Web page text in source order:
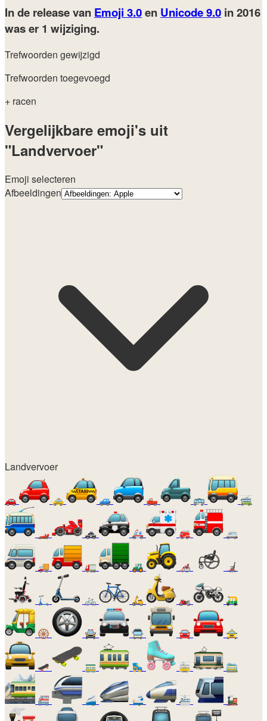
In de release van Emoji 3.0en Unicode 9.0 in 2016
was er 1 wijziging.
Trefwoorden gewijzigd
Trefwoorden toegevoegd
+ racen
Vergelijkbare emoji's uit
"Landvervoer"
Emoji selecteren
Afbeeldingen
Landvervoer
🚗 🚕 🚙 🛻 🚌 🚎
🏎️ 🚓 🚑 🚒 🚐
🚚 🚛 🚜 🦽 🦼
🛴 🚲 🛵 🏍️ 🛺
🛞 🚔 🚍 🚘 🚖
🛹 🚃 🛼 🚋 🚞
🚝 🚄 🚅 🚈 🚂